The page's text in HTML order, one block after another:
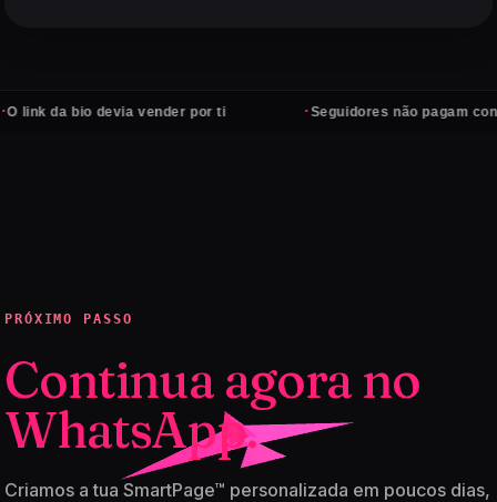
devia vender por ti Seguidores não pagam contas —
PRÓXIMO PASSO
Continua agora no
WhatsApp.
Criamos a tua SmartPage™ personalizada em poucos dias,